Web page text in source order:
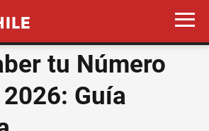
tu Número
Guía